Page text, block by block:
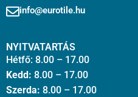
info@eurotile.hu
NYITVATARTÁS
Hétfő: 8.00 – 17.00
Kedd: 8.00 – 17.00
Szerda: 8.00 – 17.00